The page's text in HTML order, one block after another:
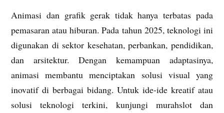
Animasi dan grafik gerak tidak hanya terbatas pada
pemasaran atau hiburan. Pada tahun 2025, teknologi ini
digunakan di sektor kesehatan, perbankan, pendidikan,
dan arsitektur. Dengan kemampuan adaptasinya,
animasi membantu menciptakan solusi visual yang
inovatif di berbagai bidang. Untuk ide-ide kreatif atau
solusi teknologi terkini, kunjungi murahslot dan